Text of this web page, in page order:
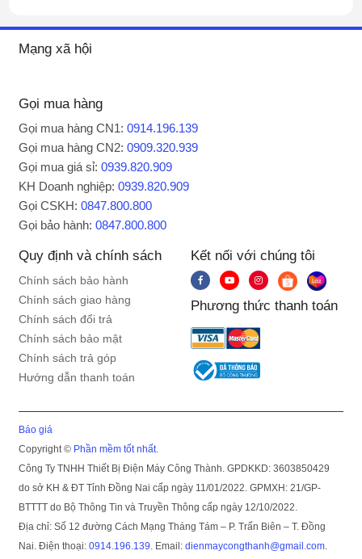
Kết nối với chúng tôi
Phương thức thanh toán
Gọi mua hàng
Gọi mua hàng CN1:0914.196.139
Gọi mua hàng CN2:0909.320.939
Gọi mua giá sỉ:0939.820.909
KH Doanh nghiệp:0939.820.909
Gọi CSKH:0847.800.800
Gọi bảo hành:0847.800.800
Quy định và chính sách
Chính sách bảo hành
Chính sách giao hàng
Chính sách đổi trả
Chính sách bảo mật
Chính sách trả góp
Hướng dẫn thanh toán
Mạng xã hội
Báo giá
Copyright © Phần mềm tốt nhất.
Công Ty TNHH Thiết Bị Điện Máy Công Thành. GPDKKD: 3603850429
do sở KH & ĐT Tỉnh Đồng Nai cấp ngày 11/01/2022. GPMXH: 21/GP-
BTTTT do Bộ Thông Tin và Truyền Thông cấp ngày 12/10/2022.
Địa chỉ: Số 12 đường Cách Mạng Tháng Tám – P. Trấn Biên – T. Đồng
Nai. Điện thoại:0914.196.139. Email:dienmaycongthanh@gmail.com.